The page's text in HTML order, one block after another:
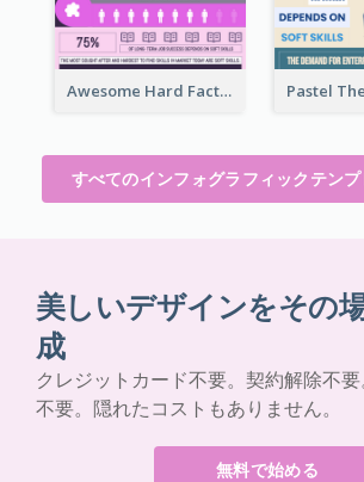
Awesome Hard Facts About Software Skills Infographic Design
すべてのインフォグラフィックテン
美しいデザインをその
成
クレジットカード不要。契約解除不
不要。隠れたコストもありません。
無料で始める